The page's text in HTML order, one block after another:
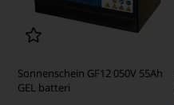
Sonnenschein GF12 050V 55Ah
GEL batteri